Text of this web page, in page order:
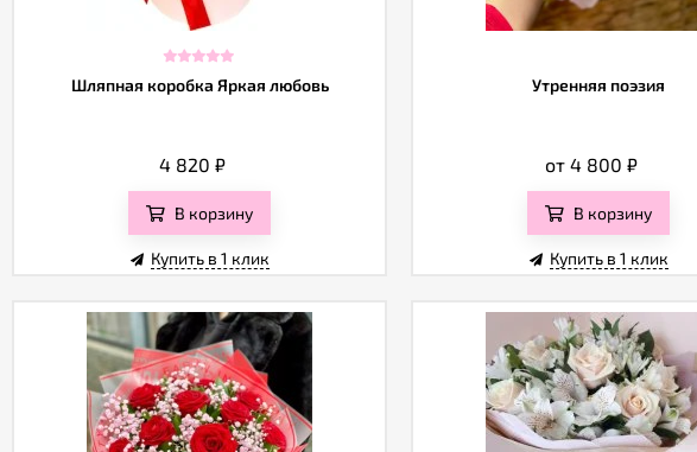
Шляпная коробка Яркая любовь
4 820 ₽
В корзину
Купить в 1 клик
Утренняя поэзия
от 4 800 ₽
В корзину
Купить в 1 клик